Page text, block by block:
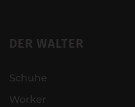
DER WALTER
Schuhe
Worker